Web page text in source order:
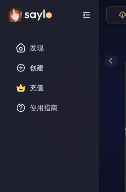
发现
创建
充值
使用指南